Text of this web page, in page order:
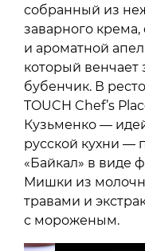
собранный из
заварного
и ароматной
который венчает
бубенчик. В
TOUCH Chef’s
Кузьменко —
русской кухни —
«Байкал» в виде
Мишки из
травами и
с мороженым.